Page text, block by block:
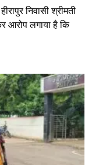
निवासी श्रीमती
आरोप लगाया है कि